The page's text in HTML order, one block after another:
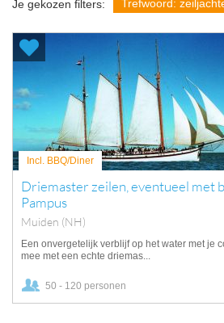
Je gekozen filters: Trefwoord:
Incl. BBQ/Diner
Driemaster zeilen, eventueel met
Pampus
Muiden (NH)
Een onvergetelijk verblijf op het water met je
mee met een echte driemas...
50 - 120 personen